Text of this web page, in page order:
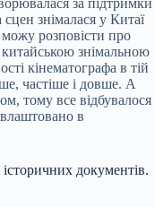
за підтримки
знімалася у Китаї
можу розповісти про
знімальною
кінематографа в тій
частіше і довше. А
тому все відбувалося
в
документів.